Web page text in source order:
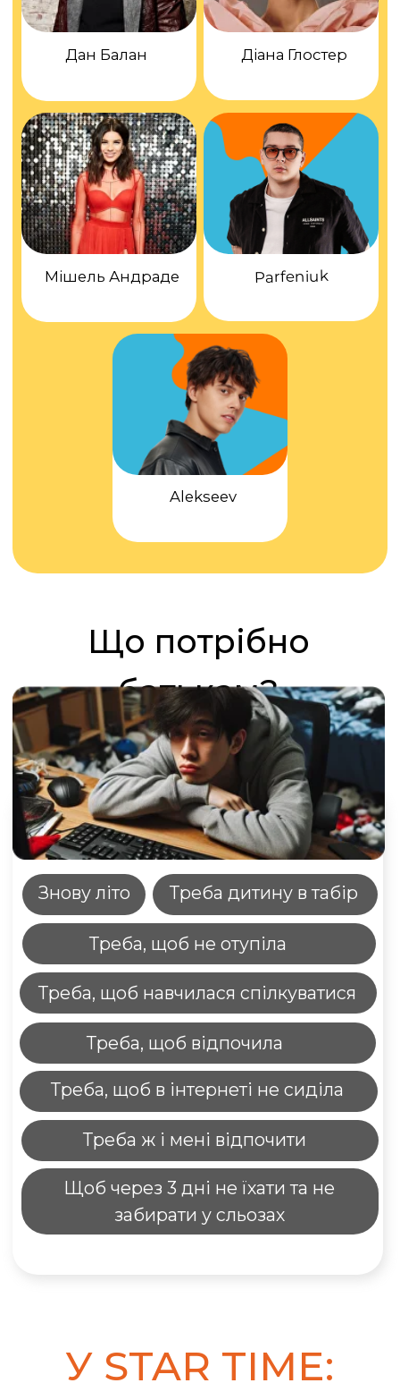
Що потрібно
батькам?
У STAR TIME:
Знову літо Треба дитину в табір
Треба, щоб не отупіла
Треба, щоб відпочила
Треба, щоб навчилася спілкуватися
Треба, щоб в інтернеті не сиділа
Треба ж і мені відпочити
Щоб через 3 дні не їхати та не
забирати у сльозах
Нативне вивчення двох мов
під час ігор та розваг
Нам довіряють своїх дітей
зірки шоубізнесу (ви їх знаєте точно)
Бронь місця
100% безпека, 40 камер та
батьківський контроль
5-разове харчування
у форматі шведського столу
73% дітей повертаються до табору
знову чи залишаються на 2 зміну
9 змін, де дитина забуває
про телефон
Мотивувальне оточення та друзі
Костерні, глемпи, кіно просто неба
в таборі